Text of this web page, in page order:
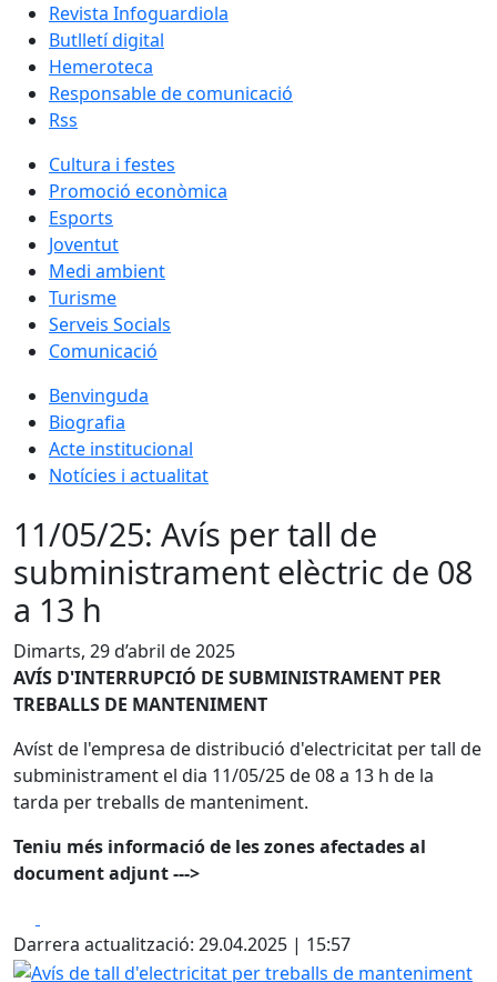
Revista Infoguardiola
Butlletí digital
Hemeroteca
Responsable de comunicació
Rss
Cultura i festes
Promoció econòmica
Esports
Joventut
Medi ambient
Turisme
Serveis Socials
Comunicació
Benvinguda
Biografia
Acte institucional
Notícies i actualitat
11/05/25: Avís per tall de
subministrament elèctric de 08
a 13 h
Dimarts, 29 d’abril de 2025
AVÍS D'INTERRUPCIÓ DE SUBMINISTRAMENT PER
TREBALLS DE MANTENIMENT
Avíst de l'empresa de distribució d'electricitat per tall de
subministrament el dia 11/05/25 de 08 a 13 h de la
tarda per treballs de manteniment.
Teniu més informació de les zones afectades al
document adjunt --->
Darrera actualització: 29.04.2025 | 15:57
Avís de tall d'electricitat per treballs de manteniment